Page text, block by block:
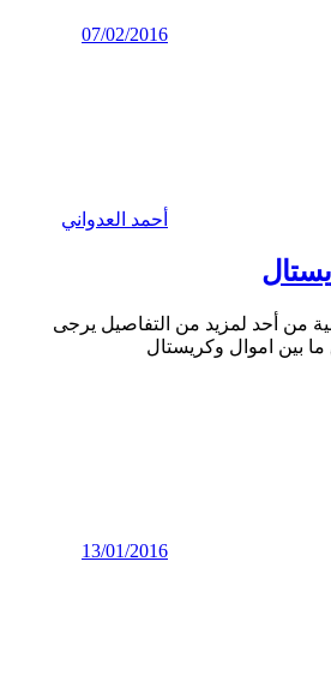
07/02/2016
أحمد العدواني
من أحد لمزيد من التفاصيل يرجى
بين اموال وكريستال
13/01/2016